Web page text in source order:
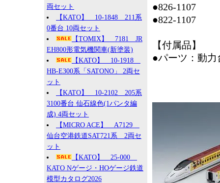
両セット
【KATO】 10-1848 211系
0番台 10両セット
【TOMIX】 7181 JR
EH800形電気機関車(新塗装)
【KATO】 10-1918
HB-E300系「SATONO」 2両セ
ット
【KATO】 10-2102 205系
3100番台 仙石線色(1パンタ編
成) 4両セット
【MICRO ACE】 A7129
仙台空港鉄道SAT721系 2両セ
ット
【KATO】 25-000
KATO Nゲージ・HOゲージ鉄道
模型カタログ2026
●826-1107
●822-1107
【付属品】
●パーツ：動